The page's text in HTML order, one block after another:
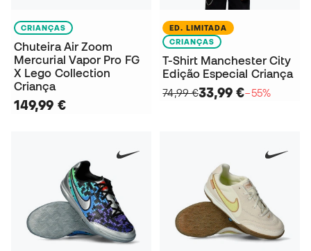
CRIANÇAS
Chuteira Air Zoom
Mercurial Vapor Pro FG
X Lego Collection
Criança
149,99 €
ED. LIMITADA
CRIANÇAS
T-Shirt Manchester City
Edição Especial Criança
74,99 €33,99 €−55%